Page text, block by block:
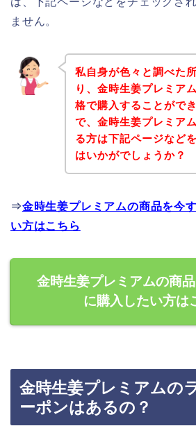
ません。
私自身が色々と調べた
り、金時生姜プレミア
格で購入することがで
で、金時生姜プレミア
る方は下記ページなど
はいかがでしょうか？
⇒金時生姜プレミアムの商品を今
い方はこちら
金時生姜プレミアムの商
に購入したい方は
金時生姜プレミアムの
ーポンはあるの？